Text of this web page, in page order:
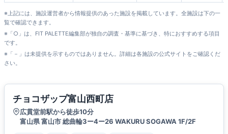
※上記には、施設運営者から情報提供のあった施設を掲載しています。全施設は下の一
覧で確認できます。
※「○」は、FIT PALETTE編集部が独自の調査・基準に基づき、特におすすめする項目
です。
※「－」は未提供を示すものではありません。詳細は各施設の公式サイトをご確認くだ
さい。
チョコザップ富山西町店
広貫堂前駅から徒歩10分
富山県 富山市 総曲輪3ー4ー26 WAKURU SOGAWA 1F/2F